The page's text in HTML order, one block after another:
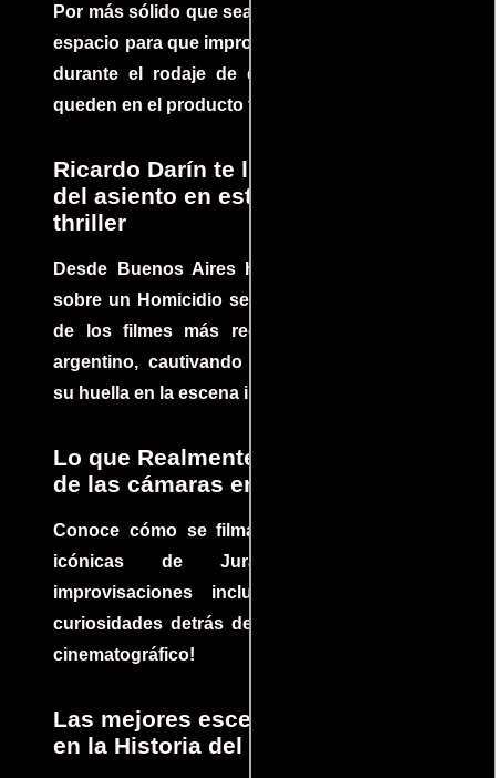
Por más sólido que sea un guión siempre hay
espacio para que improvisaciones que se dan
durante el rodaje de determinadas escenas
queden en el producto final.
Ricardo Darín te llevará al borde
del asiento en este increíble
thriller
Desde Buenos Aires hasta el mundo, Tesis
sobre un Homicidio se ha convertido en uno
de los filmes más recomendados del cine
argentino, cautivando audiencias y dejando
su huella en la escena internacional.
Lo que Realmente Sucedió detrás
de las cámaras en Jurassic Park
Conoce cómo se filmaron algunas escenas
icónicas de Jurassic Park, con
improvisaciones incluidas. ¡Descubre las
curiosidades detrás del rodaje de un clásico
cinematográfico!
Las mejores escenas de acción
en la Historia del cine